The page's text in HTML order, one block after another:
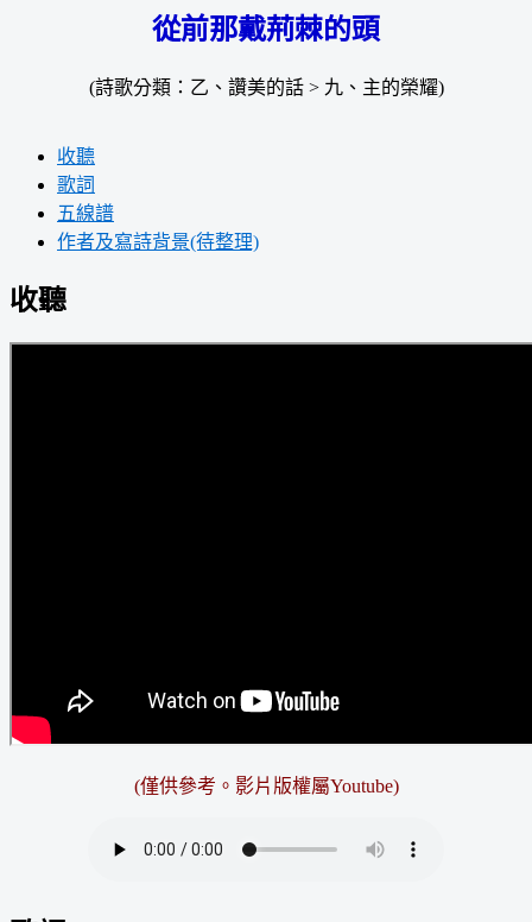
從前那戴荊棘的頭
(詩歌分類：乙、讚美的話 > 九、主的榮耀)
收聽
歌詞
五線譜
作者及寫詩背景(待整理)
收聽
(僅供參考。 影片版權屬Youtube)